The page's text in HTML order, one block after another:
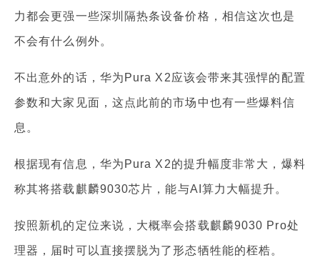
力都会更强一些深圳隔热条设备价格，相信这次也是
不会有什么例外。
不出意外的话，华为Pura X2应该会带来其强悍的配置
参数和大家见面，这点此前的市场中也有一些爆料信
息。
根据现有信息，华为Pura X2的提升幅度非常大，爆料
称其将搭载麒麟9030芯片，能与AI算力大幅提升。
按照新机的定位来说，大概率会搭载麒麟9030 Pro处
理器，届时可以直接摆脱为了形态牺牲能的桎梏。